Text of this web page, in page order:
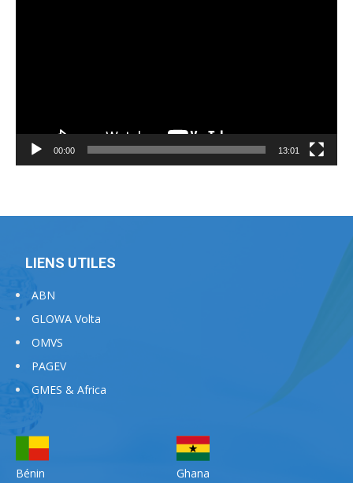
00:00 13:01
LIENS UTILES
ABN
GLOWA Volta
OMVS
PAGEV
GMES & Africa
Bénin Ghana